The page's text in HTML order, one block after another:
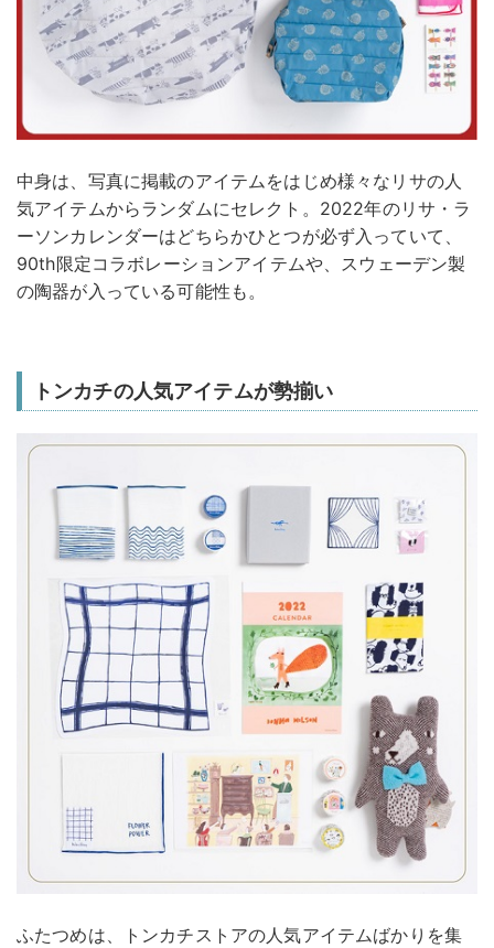
中身は、写真に掲載のアイテムをはじめ様々なリサの人
気アイテムからランダムにセレクト。2022年のリサ・ラ
ーソンカレンダーはどちらかひとつが必ず入っていて、
90th限定コラボレーションアイテムや、スウェーデン製
の陶器が入っている可能性も。
トンカチの人気アイテムが勢揃い
ふたつめは、トンカチストアの人気アイテムばかりを集